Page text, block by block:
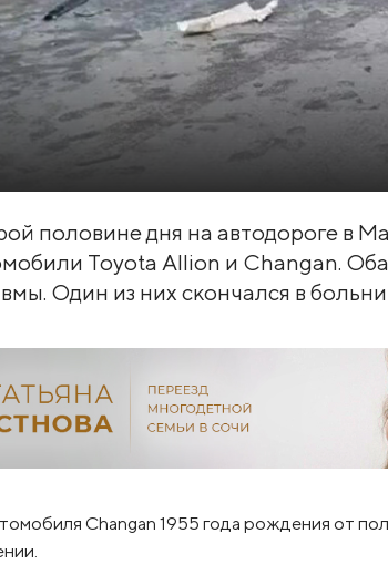
половине дня на автодороге в
Toyota Allion и Changan.
Один из них скончался в
Changan 1955 года рождения от